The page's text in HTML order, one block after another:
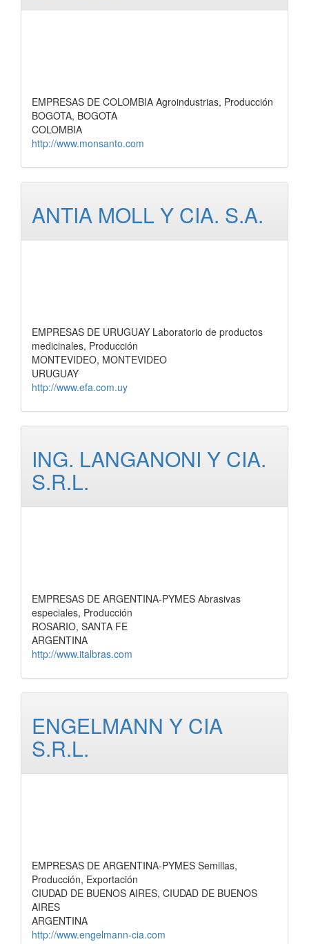
EMPRESAS DE COLOMBIA Agroindustrias, Producción
BOGOTA, BOGOTA
COLOMBIA
http://www.monsanto.com
ANTIA MOLL Y CIA. S.A.
EMPRESAS DE URUGUAY Laboratorio de productos
medicinales, Producción
MONTEVIDEO, MONTEVIDEO
URUGUAY
http://www.efa.com.uy
ING. LANGANONI Y CIA.
S.R.L.
EMPRESAS DE ARGENTINA-PYMES Abrasivas
especiales, Producción
ROSARIO, SANTA FE
ARGENTINA
http://www.italbras.com
ENGELMANN Y CIA
S.R.L.
EMPRESAS DE ARGENTINA-PYMES Semillas,
Producción, Exportación
CIUDAD DE BUENOS AIRES, CIUDAD DE BUENOS
AIRES
ARGENTINA
http://www.engelmann-cia.com